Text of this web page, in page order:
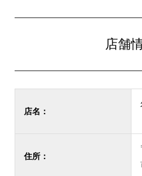
店舗
店名：
住所：